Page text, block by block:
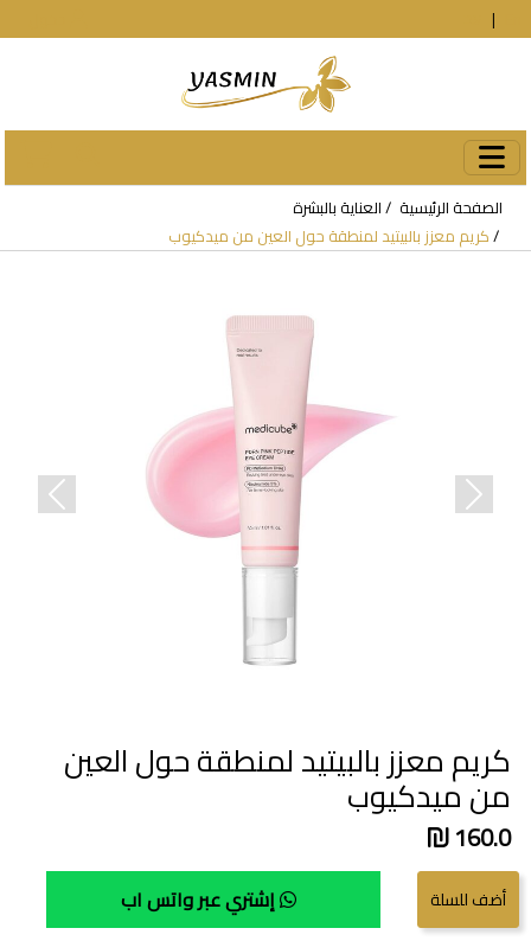
|
الصفحة الرئيسية
العناية بالبشرة
كريم معزز بالبيتيد لمنطقة حول العين من ميدكيوب
Next
كريم معزز بالبيتيد لمنطقة حول العين
من ميدكيوب
160.0
إشتري عبر واتس اب